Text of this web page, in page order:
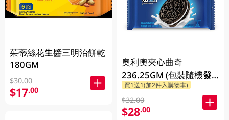
茱蒂絲花生醬三明治餅乾
180GM
$30.00
$17.00
奧利奧夾心曲奇
236.25GM (包裝隨機發
放)
買1送1(加2件入購物車)
$32.00
$28.00